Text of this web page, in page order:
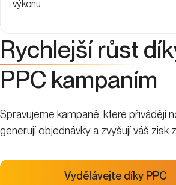
výkonu.
Rychlejší růst
PPC kampaním
Spravujeme kampaně, které přivádějí
generují objednávky a zvyšují váš zisk
Vydělávejte díky PPC